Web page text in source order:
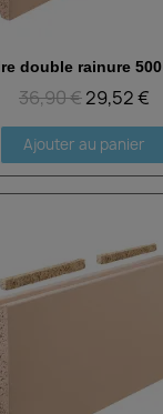
Aperçu rapide
double rainure
36,90 €29,52 €
Ajouter au panier